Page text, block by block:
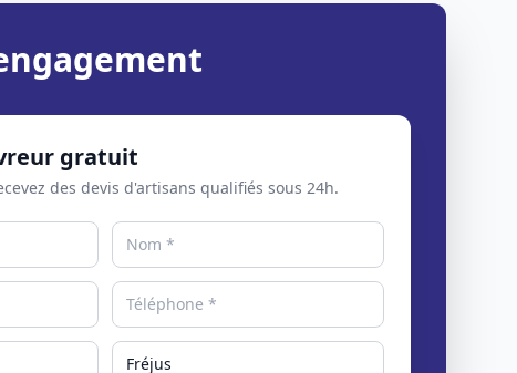
gratuit
des devis d'artisans qualifiés sous 24h.